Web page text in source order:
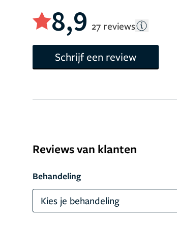
8,9 27 reviews
Schrijf een review
Reviews van klanten
Behandeling
Kies je behandeling